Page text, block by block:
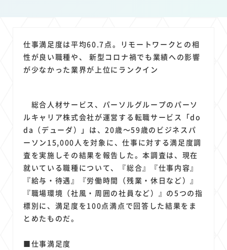
OpenAI 3 Firefly 3 DALL-E 3 Mid Journey 3 Claude
オフィスビル 3 マイナポイント 3 海外料金 3 学割
Genspark 配車アプリ フードデリバリー TikTok
Netflix 2 Microsoft 2 Canva AI 2 Azure 2 Sora LINE 2 法人
中東情勢 1 輸送費 1 Facebook 1 twitter 1 Instagram 1
1 端末価格 1 G20 1 購買力 1 MNO 1
スマートホーム家電 1 クラウド 1 ライドシェア 1
ポイントサービス 共通ポイント 1 経済圏 1 Azure AI 1
Google Pixel 1 surface 1 会社 1 価格 1 NTTドコモ 1
オンラインサロン 1
仕事満足度は平均60.7点。リモートワークとの相
性が良い職種や、 新型コロナ禍でも業績への影響
が少なかった業界が上位にランクイン
総合人材サービス、パーソルグループのパーソ
ルキャリア株式会社が運営する転職サービス「do
da（デューダ）」は、20歳～59歳のビジネスパ
ーソン15,000人を対象に、仕事に対する満足度調
査を実施しその結果を報告した。本調査は、現在
就いている職種について、『総合』『仕事内容』
『給与・待遇』『労働時間（残業・休日など）』
『職場環境（社風・周囲の社員など）』の5つの指
標別に、満足度を100点満点で回答した結果をま
とめたものだ。
■仕事満足度